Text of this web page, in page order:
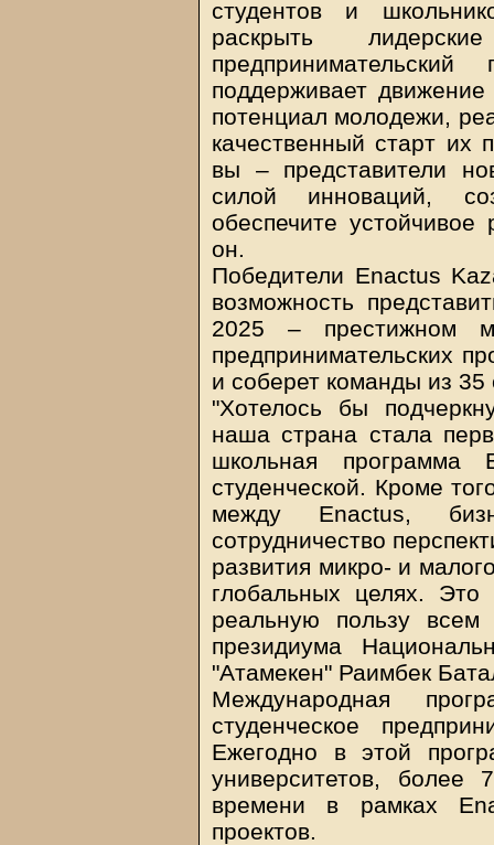
студентов и
раскрыть
поддерживает
потенциал молодежи,
качественный старт их
вы – представители
силой инноваций,
обеспечите
он.
Победители Enactus
возможность
2025 – престижном
предпринимательских
и соберет команды из 35
"Хотелось бы
наша страна стала
школьная программа
студенческой. Кроме
между Enactus,
сотрудничество
развития микро- и
глобальных целях. Это
реальную пользу всем
президиума
"Атамекен" Раимбек
Международная
студенческое
Ежегодно в этой
университетов, более
времени в рамках
проектов.